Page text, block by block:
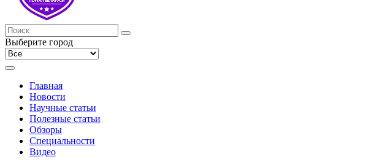
Выберите город
Главная
Новости
Научные статьи
Полезные статьи
Обзоры
Специальности
Видео